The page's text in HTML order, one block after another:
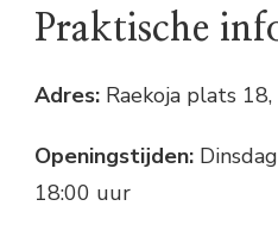
Praktische
Adres: Raekoja plats
Openingstijden:
18:00 uur